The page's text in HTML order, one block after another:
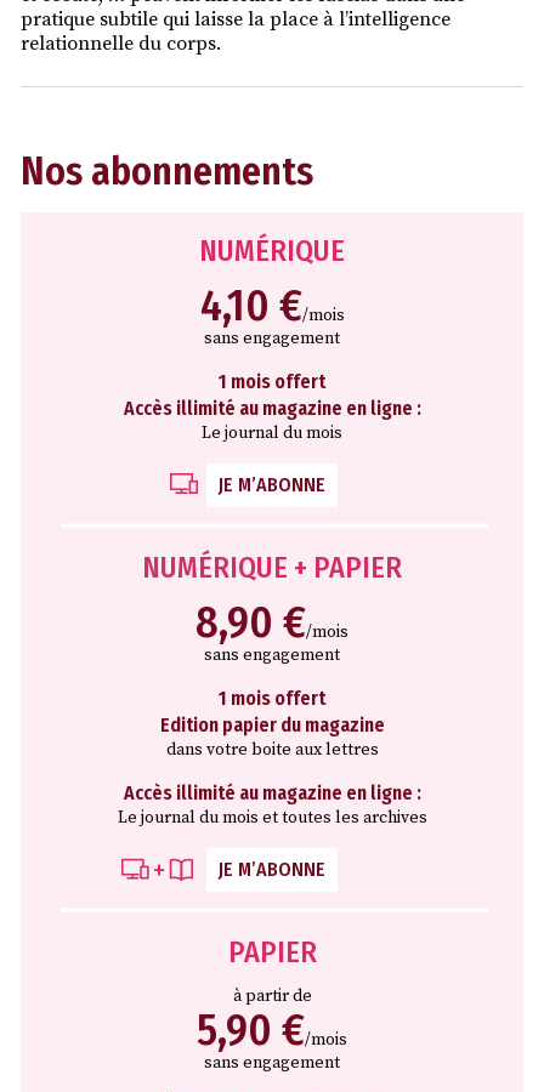
pratique subtile qui laisse la place à l’intelligence
relationnelle du corps.
Nos abonnements
NUMÉRIQUE
4,10 €/mois
sans engagement
1 mois offert
Accès illimité au magazine en ligne :
Le journal du mois
JE M’ABONNE
NUMÉRIQUE + PAPIER
8,90 €/mois
sans engagement
1 mois offert
Edition papier du magazine
dans votre boite aux lettres
Accès illimité au magazine en ligne :
Le journal du mois et toutes les archives
JE M’ABONNE
PAPIER
à partir de
5,90 €/mois
sans engagement